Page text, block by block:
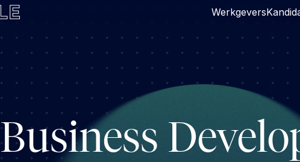
Werkgevers
Business